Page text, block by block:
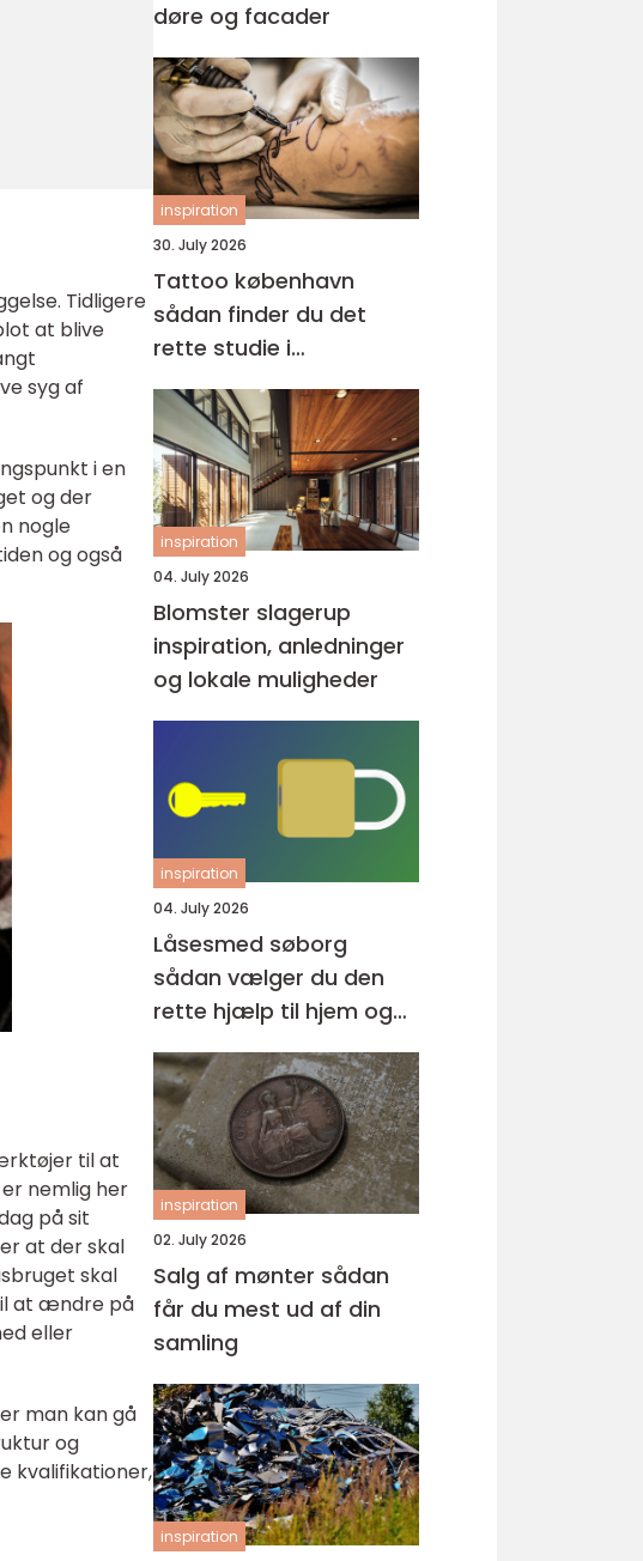
Tidligere
at blive
syg af
i en
og der
nogle
og også
til at
nemlig her
på sit
at der skal
skal
at ændre på
eller
man kan gå
og
kvalifikationer,
døre og facader
inspiration
30. July 2026
Tattoo københavn
sådan finder du det
rette studie i
hovedstaden
inspiration
04. July 2026
Blomster slagerup
inspiration, anledninger
og lokale muligheder
inspiration
04. July 2026
Låsesmed søborg
sådan vælger du den
rette hjælp til hjem og
erhverv
inspiration
02. July 2026
Salg af mønter sådan
får du mest ud af din
samling
inspiration